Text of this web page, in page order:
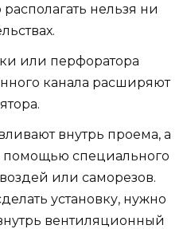
нельзя ни
или перфоратора
канала расширяют
внутрь проема, а
помощью специального
или саморезов.
установку, нужно
вентиляционный